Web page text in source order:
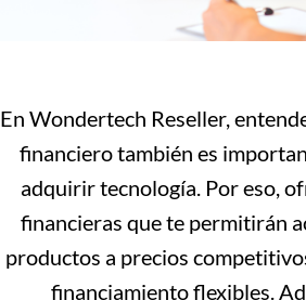
En Wondertech Reseller,
financiero también es
adquirir tecnología. Por eso,
financieras que te permitirán
productos a precios
financiamiento flexibles.